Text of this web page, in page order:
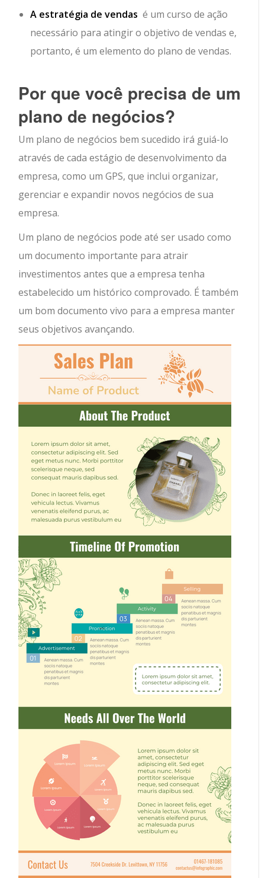
A estratégia de vendas é um curso de ação
necessário para atingir o objetivo de vendas e,
portanto, é um elemento do plano de vendas.
Por que você precisa de um
plano de negócios?
Um plano de negócios bem sucedido irá guiá-lo
através de cada estágio de desenvolvimento da
empresa, como um GPS, que inclui organizar,
gerenciar e expandir novos negócios de sua
empresa.
Um plano de negócios pode até ser usado como
um documento importante para atrair
investimentos antes que a empresa tenha
estabelecido um histórico comprovado. É também
um bom documento vivo para a empresa manter
seus objetivos avançando.